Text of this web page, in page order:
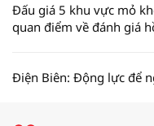
Đấu giá 5 khu vực mỏ
quan điểm về đánh giá
Điện Biên: Động lực để